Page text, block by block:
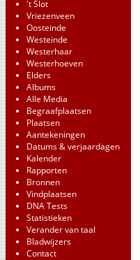
't Slot
Vriezenveen
Oosteinde
Westeinde
Westerhaar
Westerhoeven
Elders
Albums
Alle Media
Begraafplaatsen
Plaatsen
Aantekeningen
Datums & verjaardagen
Kalender
Rapporten
Bronnen
Vindplaatsen
DNA Tests
Statistieken
Verander van taal
Bladwijzers
Contact